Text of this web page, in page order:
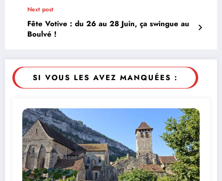
Next post
Fête Votive : du 26 au 28 Juin, ça swingue au
Boulvé !
SI VOUS LES AVEZ MANQUÉES :